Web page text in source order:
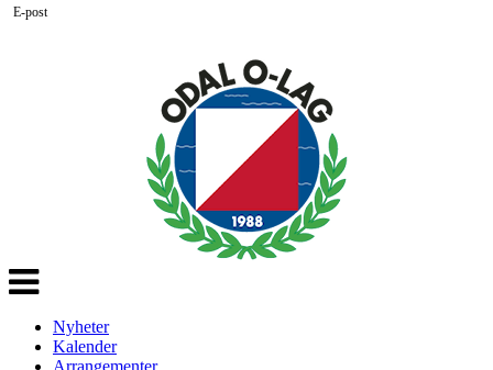
Veksle
navigasjon
Nyheter
Kalender
Arrangementer
E-post